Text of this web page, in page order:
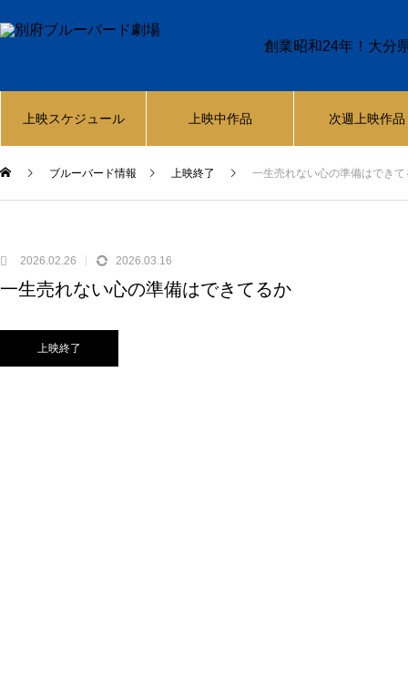
創業昭和24年！大分
上映スケジュール 上映中作品 次週上映作品
ブルーバード情報 上映終了 一生売れない心の準備はできて
2026.02.26 2026.03.16
一生売れない心の準備はできてるか
上映終了